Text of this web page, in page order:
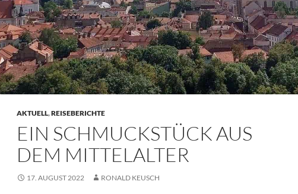
AKTUELL,REISEBERICHTE
EIN SCHMUCKSTÜCK AUS
DEM MITTELALTER
17. AUGUST 2022 RONALD KEUSCH